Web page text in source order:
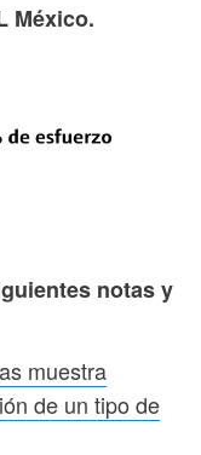
México.
notas y
muestra
de un tipo de